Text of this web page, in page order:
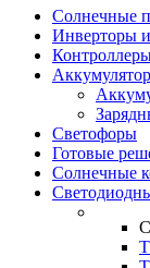
Солнечные
Инверторы
Светофоры
Готовые
Солнечные